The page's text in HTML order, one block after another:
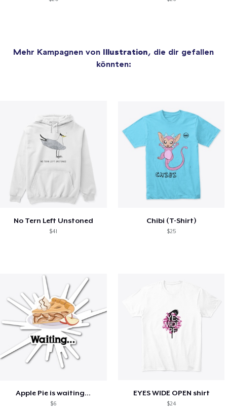
Mehr Kampagnen von Illustration, die dir gefallen
könnten:
No Tern Left Unstoned
$41
Chibi (T-Shirt)
$25
Apple Pie is waiting...
$6
EYES WIDE OPEN shirt
$24